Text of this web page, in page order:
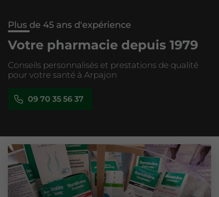
Plus de 45 ans d'expérience
Votre pharmacie depuis 1979
Conseils personnalisés et prestations de qualité
pour votre santé à Arpajon
09 70 35 56 37